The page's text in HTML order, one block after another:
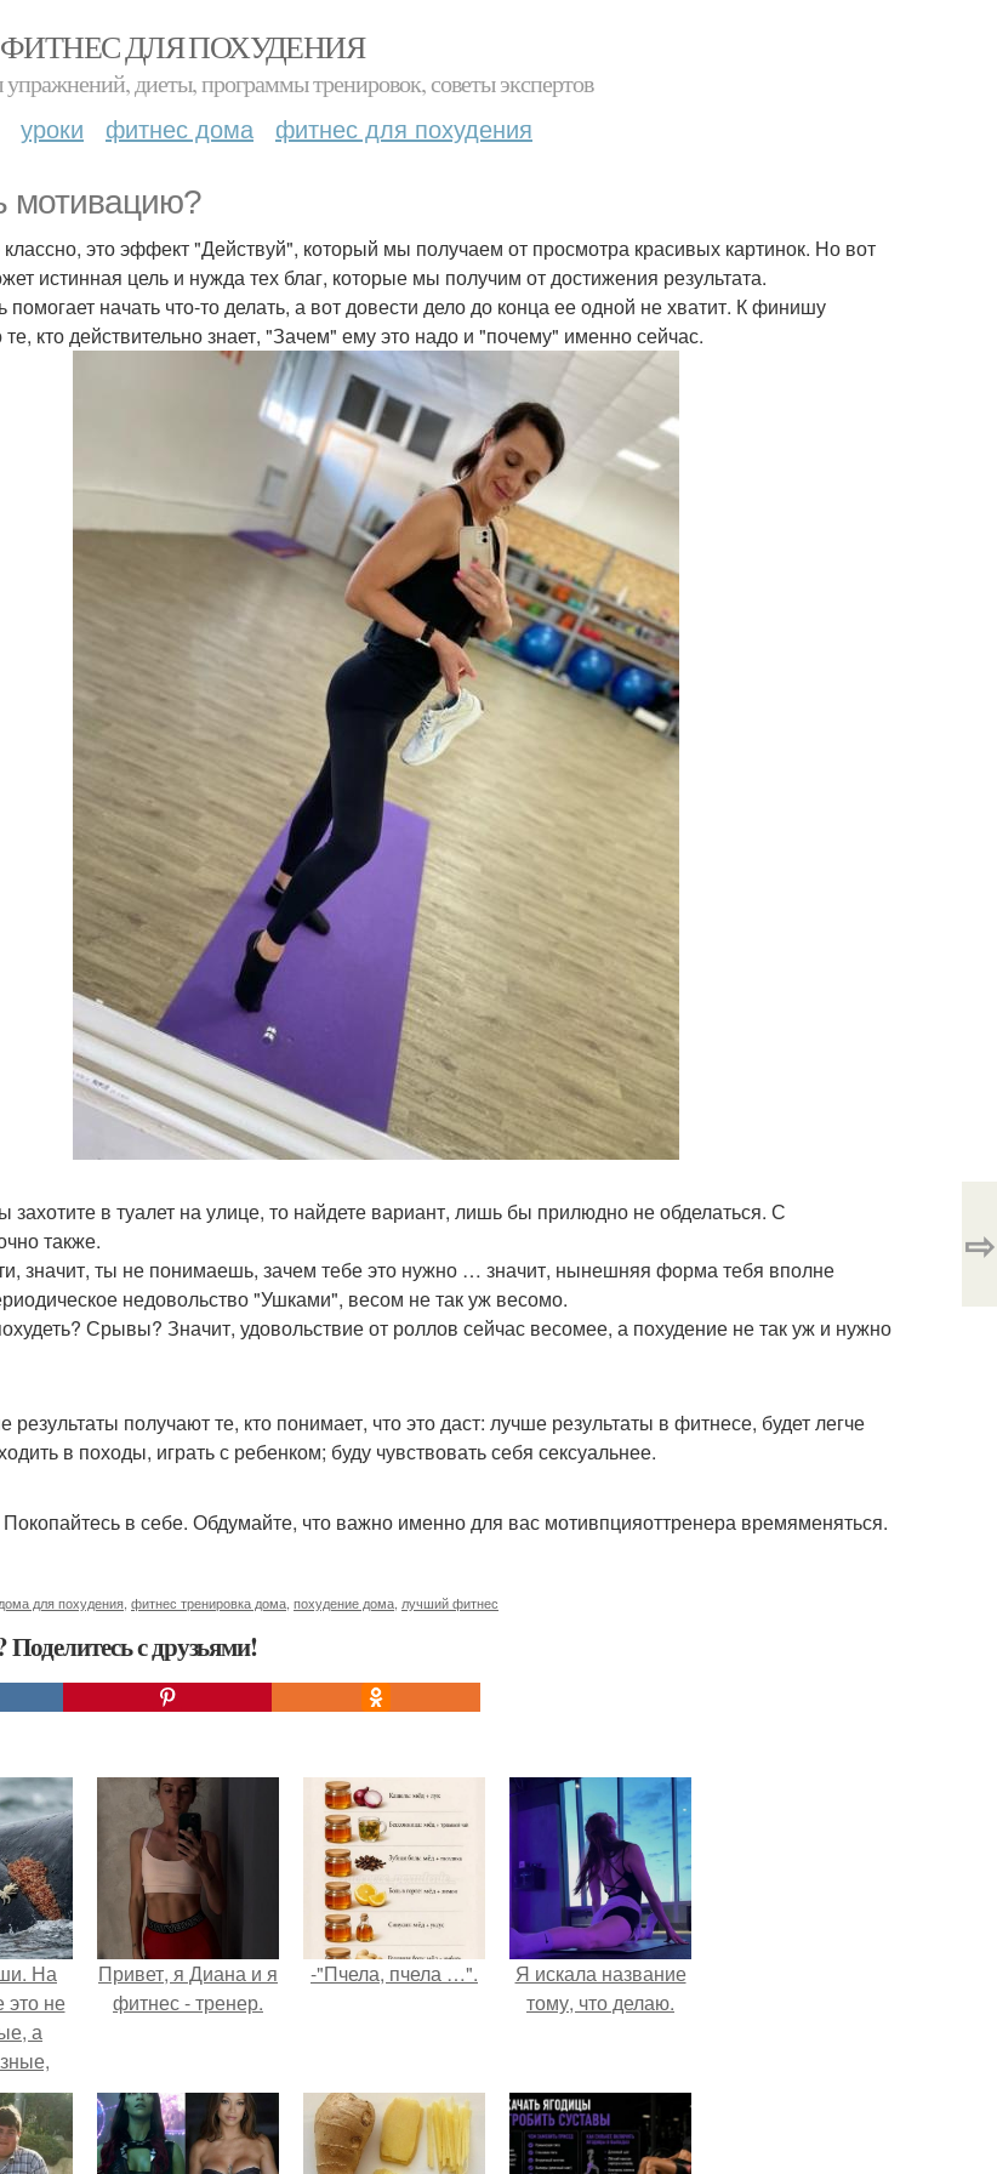
ФИТНЕС ДЛЯ ПОХУДЕНИЯ
диеты, программы тренировок, советы экспертов
уроки фитнес дома фитнес для похудения
мотивацию?
это эффект "Действуй", который мы получаем от просмотра красивых картинок. Но вот
истинная цель и нужда тех благ, которые мы получим от достижения результата.
начать что-то делать, а вот довести дело до конца ее одной не хватит. К финишу
те, кто действительно знает, "Зачем" ему это надо и "почему" именно сейчас.
захотите в туалет на улице, то найдете вариант, лишь бы прилюдно не обделаться. С
также.
значит, ты не понимаешь, зачем тебе это нужно … значит, нынешняя форма тебя вполне
недовольство "Ушками", весом не так уж весомо.
Срывы? Значит, удовольствие от роллов сейчас весомее, а похудение не так уж и нужно
получают те, кто понимает, что это даст: лучше результаты в фитнесе, будет легче
в походы, играть с ребенком; буду чувствовать себя сексуальнее.
Покопайтесь в себе. Обдумайте, что важно именно для вас мотивпцияоттренера времяменяться.
для похудения фитнес тренировка дома похудение дома лучший фитнес
с друзьями!
⇨
На
это не
а
к
Привет, я Диана и я
фитнес - тренер.
-"Пчела, пчела …".
Я искала название
тому, что делаю.